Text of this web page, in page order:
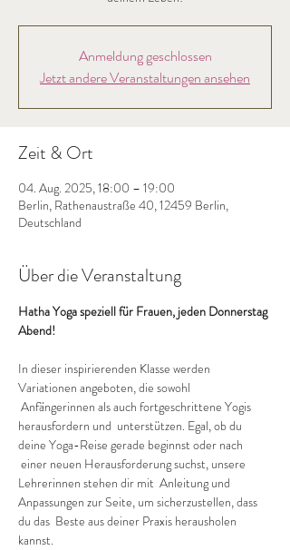
Anmeldung geschlossen
Jetzt andere Veranstaltungen ansehen
Zeit & Ort
04. Aug. 2025, 18:00 – 19:00
Berlin, Rathenaustraße 40, 12459 Berlin,
Deutschland
Über die Veranstaltung
Hatha Yoga speziell für Frauen, jeden Donnerstag
Abend!
In dieser inspirierenden Klasse werden
Variationen angeboten, die sowohl
Anfängerinnen als auch fortgeschrittene Yogis
herausfordern und  unterstützen. Egal, ob du
deine Yoga-Reise gerade beginnst oder nach
einer neuen Herausforderung suchst, unsere
Lehrerinnen stehen dir mit  Anleitung und
Anpassungen zur Seite, um sicherzustellen, dass
du das  Beste aus deiner Praxis herausholen
kannst.